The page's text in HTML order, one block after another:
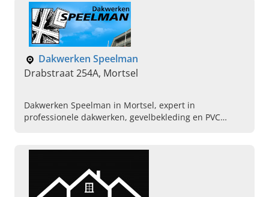
Dakwerken Speelman
Drabstraat 254A, Mortsel
Dakwerken Speelman in Mortsel, expert in
professionele dakwerken, gevelbekleding en PVC